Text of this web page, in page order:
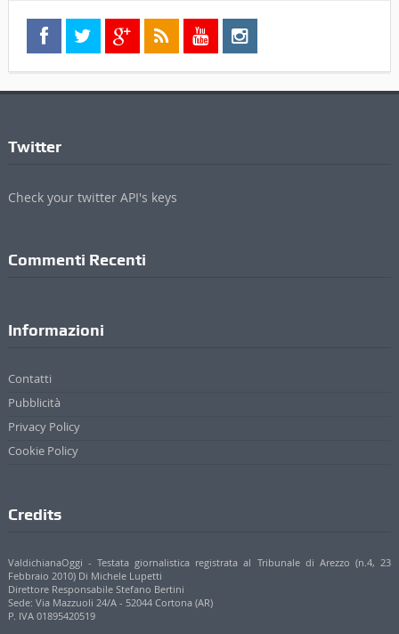
Twitter
Check your twitter API's keys
Commenti Recenti
Informazioni
Contatti
Pubblicità
Privacy Policy
Cookie Policy
Credits
ValdichianaOggi - Testata giornalistica registrata al Tribunale di Arezzo (n.4, 23
Febbraio 2010) Di Michele Lupetti
Direttore Responsabile Stefano Bertini
Sede: Via Mazzuoli 24/A - 52044 Cortona (AR)
P. IVA 01895420519